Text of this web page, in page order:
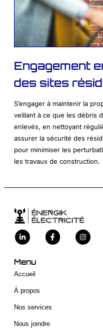
Engagement
des sites
S’engager à maintenir la
veillant à ce que les débris
enlevés, en nettoyant
assurer la sécurité des
pour minimiser les
les travaux de construction.
Menu
Accueil
À propos
Nos services
Nous joindre